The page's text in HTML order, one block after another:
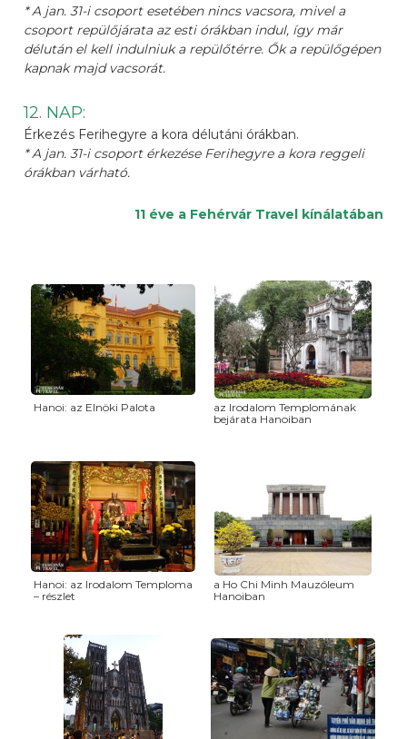
* A jan. 31-i csoport esetében nincs vacsora, mivel a
csoport repülőjárata az esti órákban indul, így már
délután el kell indulniuk a repülőtérre. Ők a repülőgépen
kapnak majd vacsorát.
12. NAP:
Érkezés Ferihegyre a kora délutáni órákban.
* A jan. 31-i csoport érkezése Ferihegyre a kora reggeli
órákban várható.
11 éve a Fehérvár Travel kínálatában
Hanoi: az Elnöki Palota
az Irodalom Templomának
bejárata Hanoiban
Hanoi: az Irodalom Temploma
– részlet
a Ho Chi Minh Mauzóleum
Hanoiban